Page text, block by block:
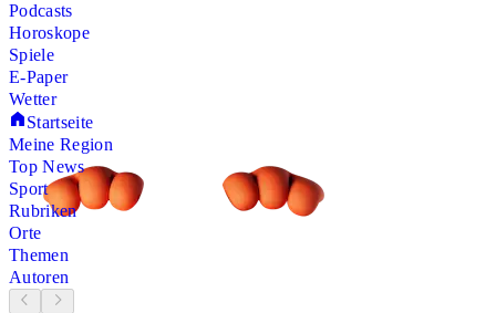
Podcasts
Horoskope
Spiele
E-Paper
Wetter
Startseite
Meine Region
Top News
Sport
Rubriken
Orte
Themen
Autoren